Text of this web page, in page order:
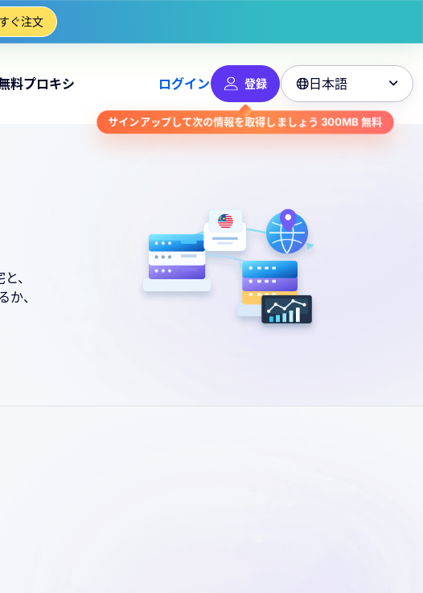
ぐ注文
料プロキシ ログイン 登録
サインアップして次の情報を取得しましょう300MB無料
日本語 
、
、